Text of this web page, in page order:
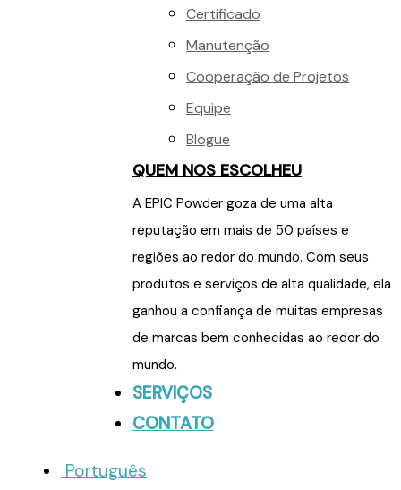
Certificado
Manutenção
Cooperação de Projetos
Equipe
Blogue
QUEM NOS ESCOLHEU
A EPIC Powder goza de uma alta
reputação em mais de 50 países e
regiões ao redor do mundo. Com seus
produtos e serviços de alta qualidade, ela
ganhou a confiança de muitas empresas
de marcas bem conhecidas ao redor do
mundo.
SERVIÇOS
CONTATO
Português